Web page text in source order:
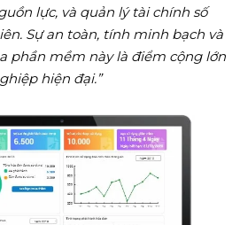
lực, và quản lý tài chính số
Sự an toàn, tính minh bạch và
phần mềm này là điểm cộng lớn
hiện đại.”